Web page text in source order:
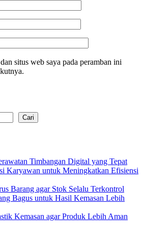
situs web saya pada peramban ini
Cari
Timbangan Digital yang Tepat
Karyawan untuk Meningkatkan Efisiensi
Barang agar Stok Selalu Terkontrol
Bagus untuk Hasil Kemasan Lebih
Kemasan agar Produk Lebih Aman